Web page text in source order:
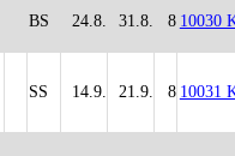
BS 24.8. 31.8. 8 10030
SS 14.9. 21.9. 8 10031